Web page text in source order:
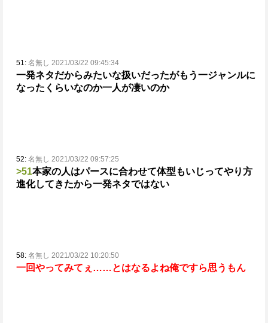
51: 名無し 2021/03/22 09:45:34
一発ネタだからみたいな扱いだったがもう一ジャンルに
なったくらいなのか一人が凄いのか
52: 名無し 2021/03/22 09:57:25
>51本家の人はパースに合わせて体型もいじってやり方
進化してきたから一発ネタではない
58: 名無し 2021/03/22 10:20:50
一回やってみてぇ……とはなるよね俺ですら思うもん